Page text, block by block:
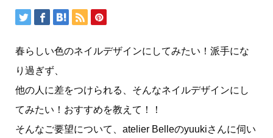
春らしい色のネイルデザインにしてみたい！派手にな
り過ぎず、
他の人に差をつけられる、そんなネイルデザインにし
てみたい！おすすめを教えて！！
そんなご要望について、atelier Belleのyuukiさんに伺い